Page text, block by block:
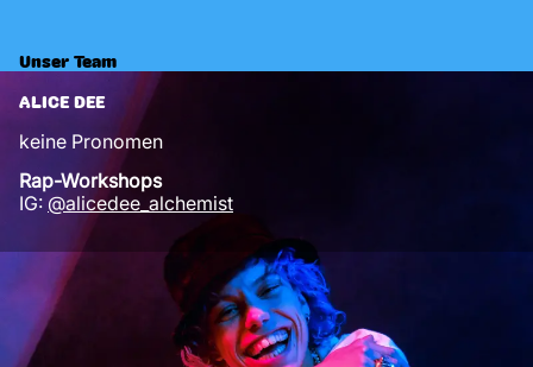
Unser Team
ALICE DEE
keine Pronomen
Rap-Workshops
IG: @alicedee_alchemist